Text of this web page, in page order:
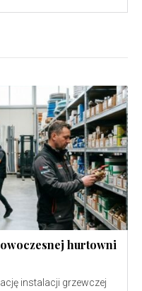
hurtowni
instalacji grzewczej